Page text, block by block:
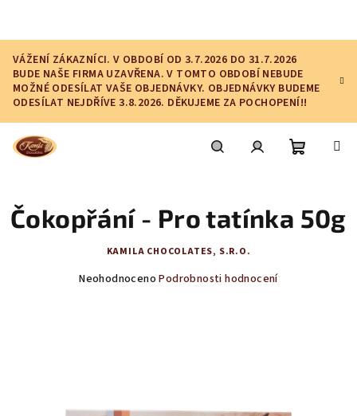
obsah
VÁŽENÍ ZÁKAZNÍCI. V OBDOBÍ OD 3.7.2026 DO 31.7.2026
BUDE NAŠE FIRMA UZAVŘENA. V TOMTO OBDOBÍ NEBUDE
MOŽNÉ ODESÍLAT VAŠE OBJEDNÁVKY. OBJEDNÁVKY BUDEME
ODESÍLAT NEJDŘÍVE 3.8.2026. DĚKUJEME ZA POCHOPENÍ!!
košík
Čokopřání - Pro tatínka 50g
KAMILA CHOCOLATES, S.R.O.
Průměrné
Neohodnoceno Podrobnosti hodnocení